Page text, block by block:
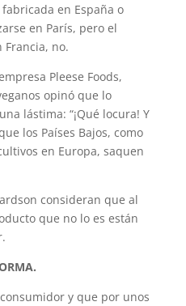
en España o
en París, pero el
Francia, no.
Pleese Foods,
opinó que lo
lástima: “¡Qué locura! Y
los Países Bajos, como
en Europa, saquen
consideran que al
que no lo es están
y que por unos